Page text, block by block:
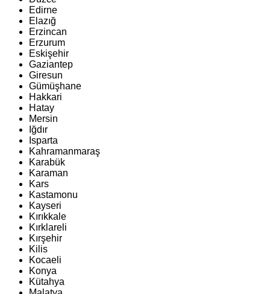
Edirne
Elazığ
Erzincan
Erzurum
Eskişehir
Gaziantep
Giresun
Gümüşhane
Hakkari
Hatay
Mersin
Iğdır
Isparta
Kahramanmaraş
Karabük
Karaman
Kars
Kastamonu
Kayseri
Kırıkkale
Kırklareli
Kırşehir
Kilis
Kocaeli
Konya
Kütahya